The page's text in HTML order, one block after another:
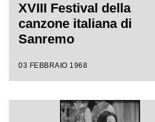
XVIII Festival della
canzone italiana di
Sanremo
03 FEBBRAIO 1968